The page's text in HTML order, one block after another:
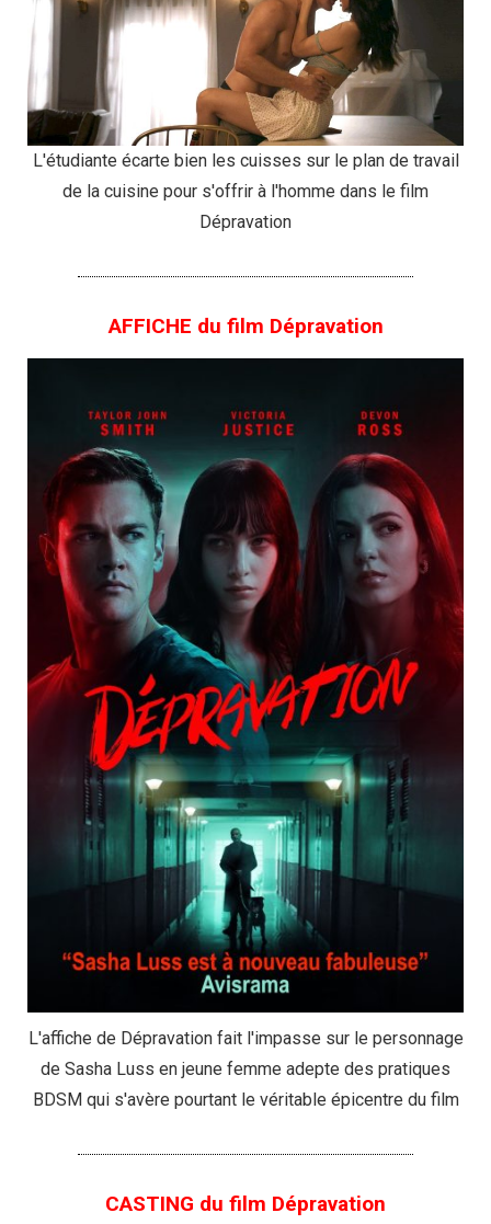
L'étudiante écarte bien les cuisses sur le plan de travail
de la cuisine pour s'offrir à l'homme dans le film
Dépravation
AFFICHE du film Dépravation
L'affiche de Dépravation fait l'impasse sur le personnage
de Sasha Luss en jeune femme adepte des pratiques
BDSM qui s'avère pourtant le véritable épicentre du film
CASTING du film Dépravation